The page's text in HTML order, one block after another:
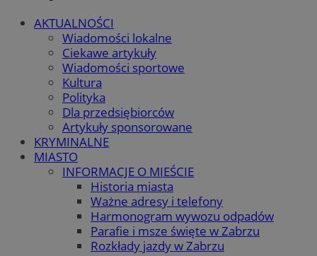
AKTUALNOŚCI
Wiadomości lokalne
Ciekawe artykuły
Wiadomości sportowe
Kultura
Polityka
Dla przedsiębiorców
Artykuły sponsorowane
KRYMINALNE
MIASTO
INFORMACJE O MIEŚCIE
Historia miasta
Ważne adresy i telefony
Harmonogram wywozu odpadów
Parafie i msze święte w Zabrzu
Rozkłady jazdy w Zabrzu